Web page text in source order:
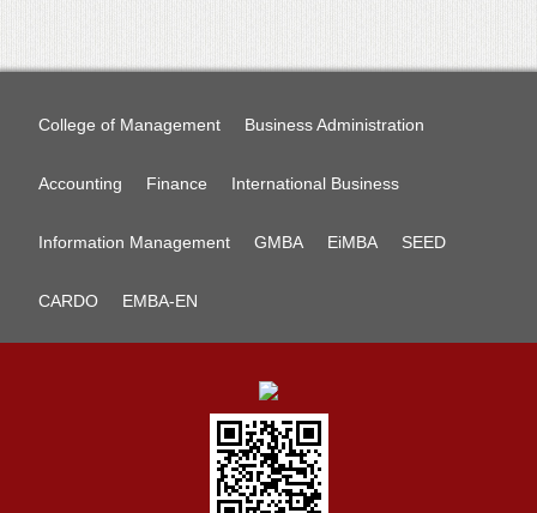
College of Management Business Administration
Accounting Finance International Business
Information Management GMBA EiMBA SEED
CARDO EMBA-EN